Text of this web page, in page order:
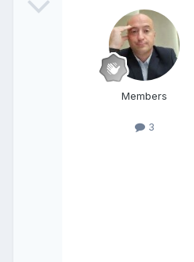
Members
3